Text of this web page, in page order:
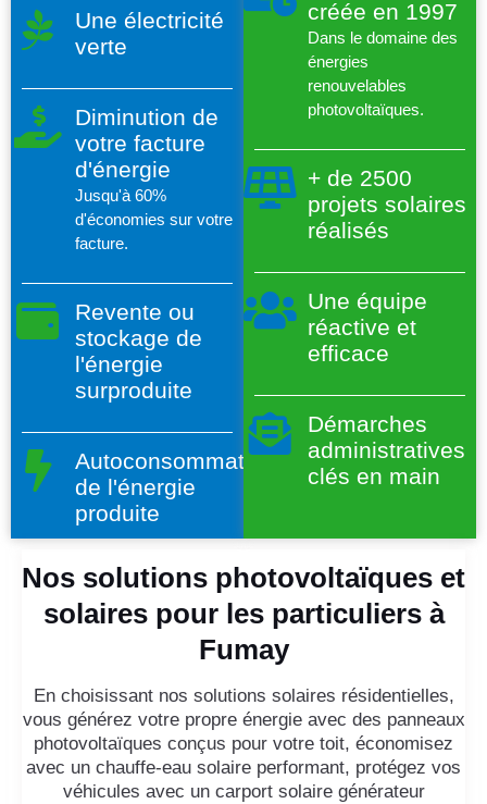
Une électricité
verte
Diminution de
votre facture
d'énergie
Jusqu'à 60%
d'économies sur votre
facture.
Revente ou
stockage de
l'énergie
surproduite
Autoconsommation
de l'énergie
produite
créée en 1997
Dans le domaine des
énergies
renouvelables
photovoltaïques.
+ de 2500
projets solaires
réalisés
Une équipe
réactive et
efficace
Démarches
administratives
clés en main
Nos solutions photovoltaïques et
solaires pour les particuliers à
Fumay
En choisissant nos solutions solaires résidentielles,
vous générez votre propre énergie avec des panneaux
photovoltaïques conçus pour votre toit, économisez
avec un chauffe-eau solaire performant, protégez vos
véhicules avec un carport solaire générateur